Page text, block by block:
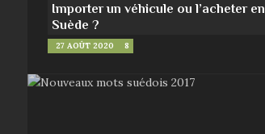
Importer un véhicule ou l’acheter en
Suède ?
27 AOÛT 2020 8